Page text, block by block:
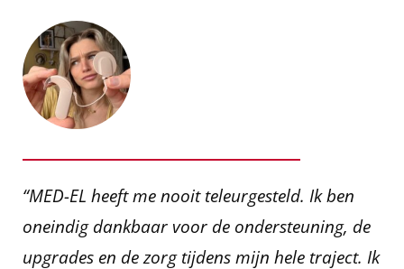
“MED-EL heeft me nooit teleurgesteld. Ik ben
oneindig dankbaar voor de ondersteuning, de
upgrades en de zorg tijdens mijn hele traject. Ik